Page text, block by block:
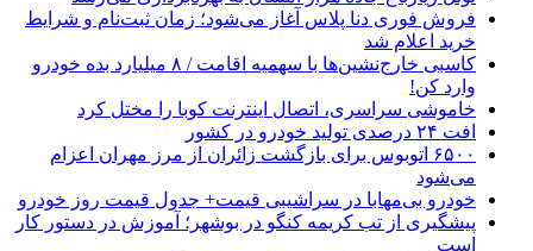
فروش فوری دنا پلاس آغاز می‌شود؛ زمان ثبت‌نام و شرایط
خرید اعلام شد
کاسبی خارج‌نشین‌ها با سهمیه اقامت / ۸ میلیارد بده خودرو
وارد کن!
خاموشی سراسری، اتصال اینترنت کوبا را مختل کرد
افت ۲۴ درصدی تولید خودرو در کشور
۶۵۰۰ اتوبوس برای بازگشت زائران از مرز مهران اعزام
می‌شود
خودرو بی‌مهابا در سراشیبی قیمت+ جدول قیمت روز خودرو
پیشگیری از تب کریمه کنگو در بوشهر؛ آموزش در دستور کار
است